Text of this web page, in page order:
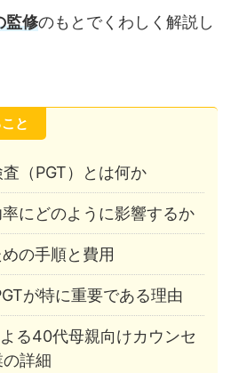
監修のもとでくわしく解説し
と
（PGT）とは何か
にどのように影響するか
の手順と費用
が特に重要である理由
る40代母親向けカウンセ
詳細